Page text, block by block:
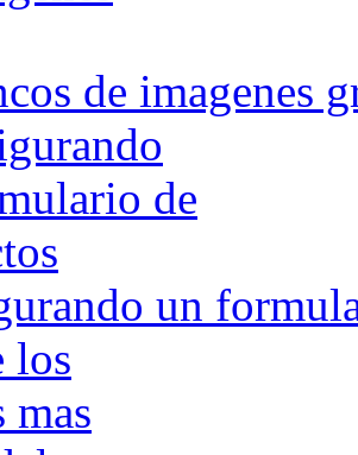
de imagenes
un